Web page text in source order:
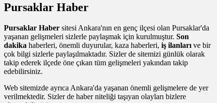
Pursaklar Haber
Pursaklar Haber sitesi Ankara'nın en genç ilçesi olan Pursaklar'da
yaşanan gelişmeleri sizlerle paylaşmak için kurulmuştur. Son
dakika haberleri, önemli duyurular, kaza haberleri, iş ilanları ve bir
çok bilgi sizlerle paylaşılmaktadır. Sizler de sitemizi günlük olarak
takip ederek ilçede öne çıkan tüm gelişmeleri yakından takip
edebilirsiniz.
Web sitemizde ayrıca Ankara'da yaşanan önemli gelişmelere de yer
verilmektedir. Sizler de haber niteliği taşıyan olayları bizlere